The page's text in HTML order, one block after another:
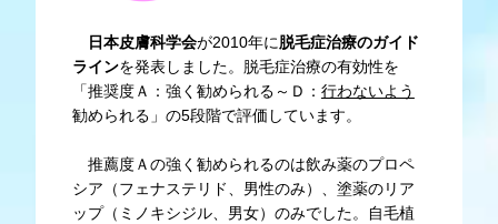
日本皮膚科学会が2010年に脱毛症治療のガイド
ラインを発表しました。脱毛症治療の有効性を
「推奨度Ａ：強く勧められる～Ｄ： 行わないよう
勧められる」の5段階で評価しています。
推薦度Ａの強く勧められるのは飲み薬のプロペ
シア（フェナステリド、男性のみ）、塗薬のリア
ップ（ミノキシジル、男女）のみでした。自毛植